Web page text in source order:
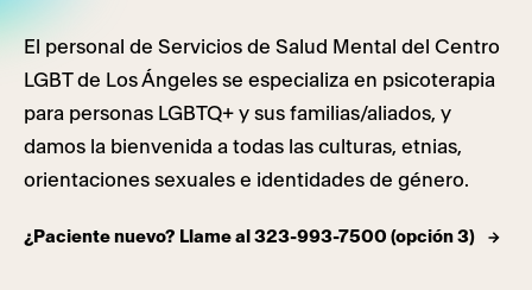
El personal de Servicios de Salud Mental del Centro
LGBT de Los Ángeles se especializa en psicoterapia
para personas LGBTQ+ y sus familias/aliados, y
damos la bienvenida a todas las culturas, etnias,
orientaciones sexuales e identidades de género.
¿Paciente nuevo? Llame al 323-993-7500 (opción 3)